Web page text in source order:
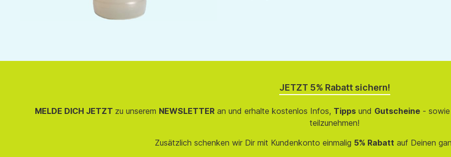
JETZT 5% Rabatt sichern!
MELDE DICH JETZT zu unserem NEWSLETTERan und erhalte kostenlos Infos, Tippsund Gutscheine- sowie
teilzunehmen!
Zusätzlich schenken wir Dir mit Kundenkonto einmalig 5% Rabatt auf Deinen